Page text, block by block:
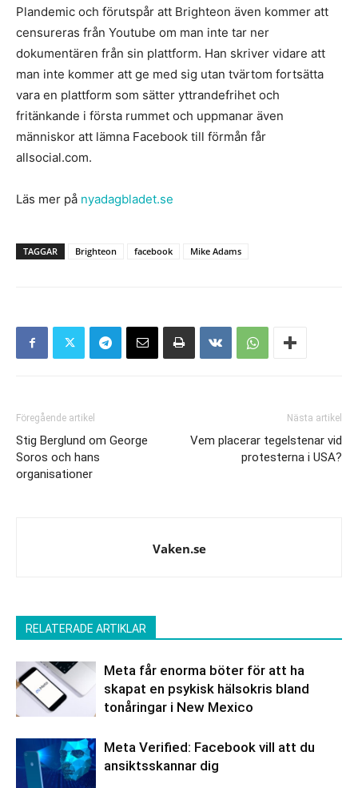
Plandemic och förutspår att Brighteon även kommer att
censureras från Youtube om man inte tar ner
dokumentären från sin plattform. Han skriver vidare att
man inte kommer att ge med sig utan tvärtom fortsätta
vara en plattform som sätter yttrandefrihet och
fritänkande i första rummet och uppmanar även
människor att lämna Facebook till förmån får
allsocial.com.
Läs mer på nyadagbladet.se
TAGGAR Brighteon facebook Mike Adams
Föregående artikel
Stig Berglund om George
Soros och hans
organisationer
Nästa artikel
Vem placerar tegelstenar vid
protesterna i USA?
Vaken.se
RELATERADE ARTIKLAR
Meta får enorma böter för att ha
skapat en psykisk hälsokris bland
tonåringar i New Mexico
Meta Verified: Facebook vill att du
ansiktsskannar dig